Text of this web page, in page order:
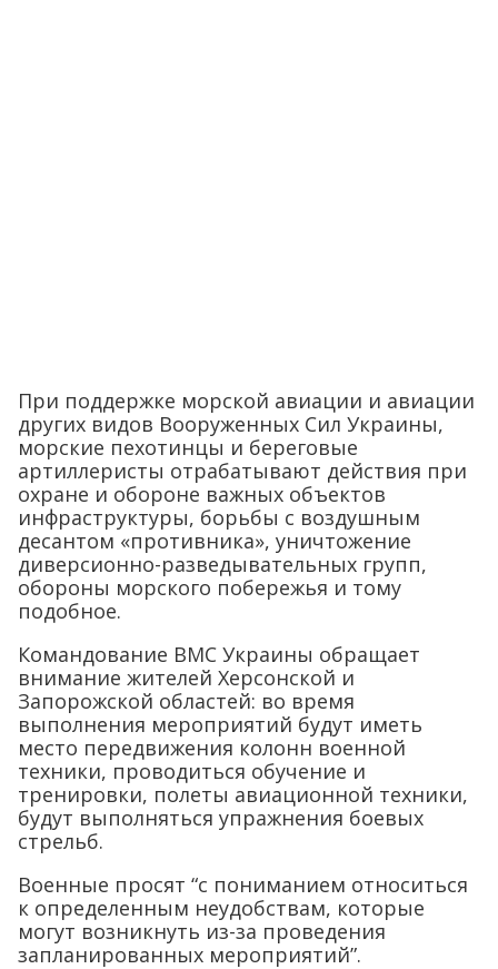
При поддержке морской авиации и авиации
других видов Вооруженных Сил Украины,
морские пехотинцы и береговые
артиллеристы отрабатывают действия при
охране и обороне важных объектов
инфраструктуры, борьбы с воздушным
десантом «противника», уничтожение
диверсионно-разведывательных групп,
обороны морского побережья и тому
подобное.
Командование ВМС Украины обращает
внимание жителей Херсонской и
Запорожской областей: во время
выполнения мероприятий будут иметь
место передвижения колонн военной
техники, проводиться обучение и
тренировки, полеты авиационной техники,
будут выполняться упражнения боевых
стрельб.
Военные просят “с пониманием относиться
к определенным неудобствам, которые
могут возникнуть из-за проведения
запланированных мероприятий”.